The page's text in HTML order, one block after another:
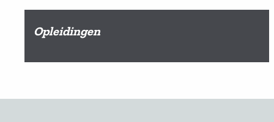
Opleidingen